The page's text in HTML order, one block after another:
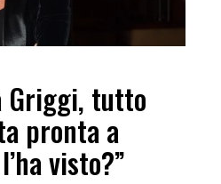
Griggi, tutto
pronta a
visto?”